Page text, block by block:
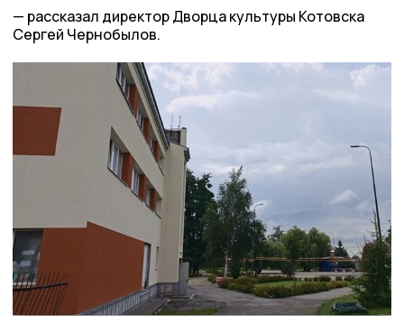
рассказал директор Дворца культуры Котовска
Сергей Чернобылов.